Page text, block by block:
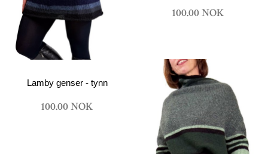
100.00 NOK
Lamby genser - tynn
100.00 NOK